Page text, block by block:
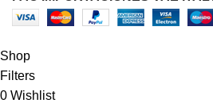
Shop
Filters
0 Wishlist